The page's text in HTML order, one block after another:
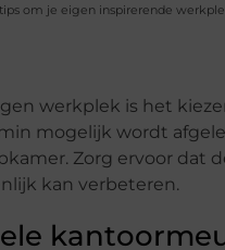
om je eigen inspirerende
werkplek is het
mogelijk wordt
Zorg ervoor dat
kan verbeteren.